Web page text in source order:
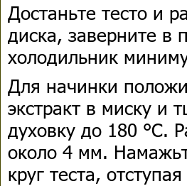
Достаньте тесто и
диска, заверните в
холодильник
Для начинки
экстракт в миску и
духовку до 180 °С.
около 4 мм.
круг теста,